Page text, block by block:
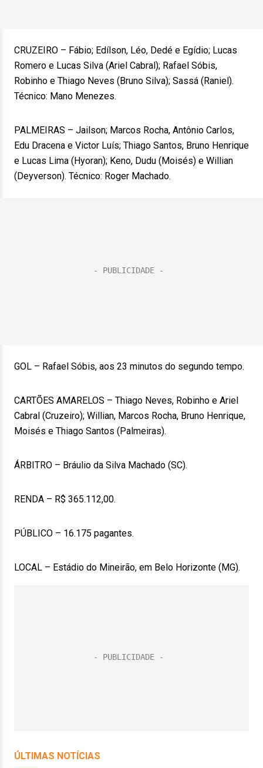
CRUZEIRO – Fábio; Edílson, Léo, Dedé e Egídio; Lucas
Romero e Lucas Silva (Ariel Cabral); Rafael Sóbis,
Robinho e Thiago Neves (Bruno Silva); Sassá (Raniel).
Técnico: Mano Menezes.
PALMEIRAS – Jailson; Marcos Rocha, Antônio Carlos,
Edu Dracena e Victor Luís; Thiago Santos, Bruno Henrique
e Lucas Lima (Hyoran); Keno, Dudu (Moisés) e Willian
(Deyverson). Técnico: Roger Machado.
GOL – Rafael Sóbis, aos 23 minutos do segundo tempo.
CARTÕES AMARELOS – Thiago Neves, Robinho e Ariel
Cabral (Cruzeiro); Willian, Marcos Rocha, Bruno Henrique,
Moisés e Thiago Santos (Palmeiras).
ÁRBITRO – Bráulio da Silva Machado (SC).
RENDA – R$ 365.112,00.
PÚBLICO – 16.175 pagantes.
LOCAL – Estádio do Mineirão, em Belo Horizonte (MG).